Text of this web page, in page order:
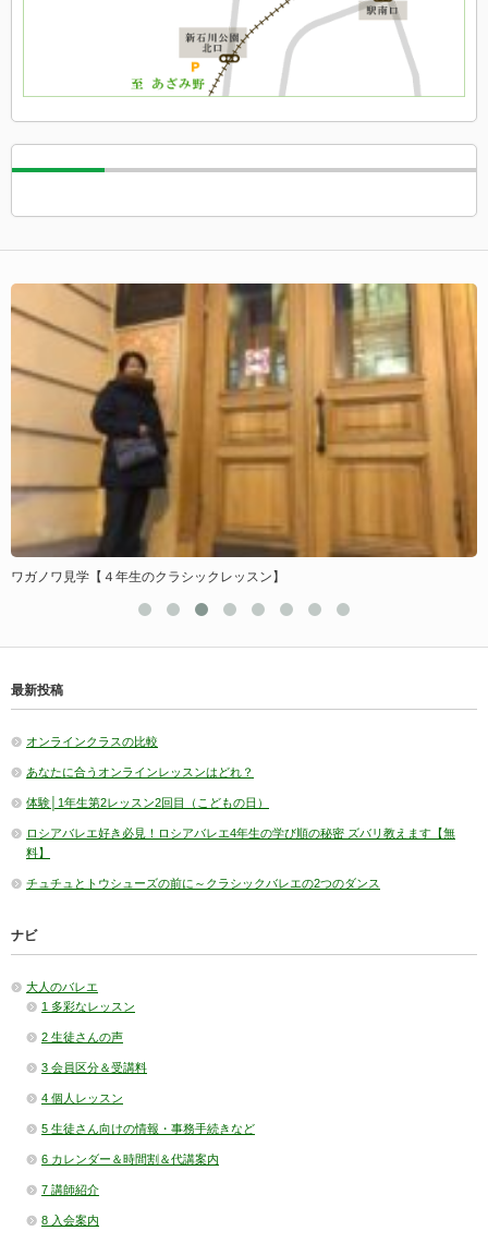
ワガノワ見学【４年生のクラシックレッスン】
最新投稿
オンラインクラスの比較
あなたに合うオンラインレッスンはどれ？
体験│1年生第2レッスン2回目（こどもの日）
ロシアバレエ好き必見！ロシアバレエ4年生の学び順の秘密 ズバリ教えます【無
料】
チュチュとトウシューズの前に～クラシックバレエの2つのダンス
ナビ
大人のバレエ
1 多彩なレッスン
2 生徒さんの声
3 会員区分＆受講料
4 個人レッスン
5 生徒さん向けの情報・事務手続きなど
6 カレンダー＆時間割＆代講案内
7 講師紹介
8 入会案内